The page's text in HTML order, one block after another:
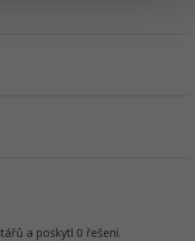
a poskytl 0 řešení.